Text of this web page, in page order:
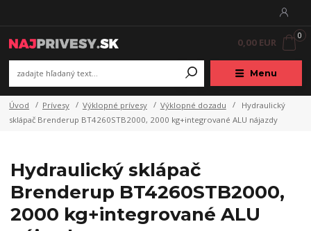
Menu
0
0,00 EUR
Úvod Prívesy Výklopné prívesy Výklopné dozadu
Hydraulický
sklápač Brenderup BT4260STB2000, 2000 kg+integrované ALU nájazdy
Hydraulický sklápač
Brenderup BT4260STB2000,
2000 kg+integrované ALU